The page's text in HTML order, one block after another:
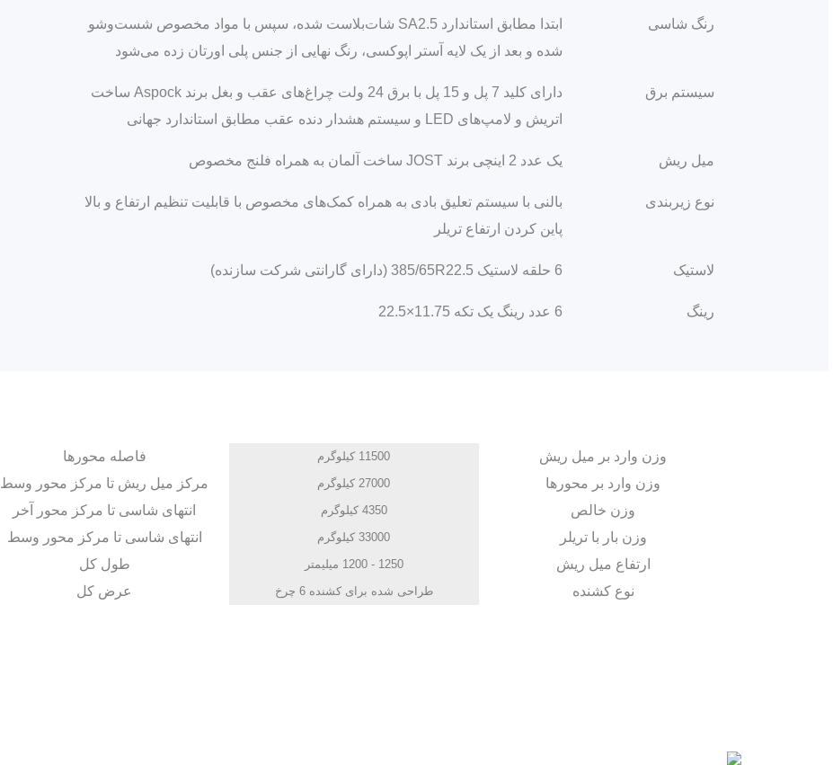
رنگ شاسی
ابتدا مطابق استاندارد SA2.5 شات‌بلاست شده، سپس با مواد مخصوص شست‌وشو
شده و بعد از یک لایه آستر اپوکسی، رنگ نهایی از جنس پلی اورتان زده می‌شود
سیستم برق
دارای کلید 7 پل و 15 پل با برق 24 ولت چراغ‌های عقب و بغل برند Aspock ساخت
اتریش و لامپ‌های LED و سیستم هشدار دنده عقب مطابق استاندارد جهانی
میل ریش یک عدد 2 اینچی برند JOST ساخت آلمان به همراه فلنج مخصوص
نوع زیربندی
بالنی با سیستم تعلیق بادی به همراه کمک‌های مخصوص با قابلیت تنظیم ارتفاع و بالا
پاین کردن ارتفاع تریلر
لاستیک 6 حلقه لاستیک 385/65R22.5 (دارای گارانتی شرکت سازنده)
رینگ 6 عدد رینگ یک تکه 11.75×22.5
وزن وارد بر میل ریش 11500 کیلوگرم فاصله محورها
وزن وارد بر محورها 27000 کیلوگرم مرکز میل ریش تا مرکز محور وسط
وزن خالص 4350 کیلوگرم انتهای شاسی تا مرکز محور آخر
وزن بار با تریلر 33000 کیلوگرم انتهای شاسی تا مرکز محور وسط
ارتفاع میل ریش 1250 - 1200 میلیمتر طول کل
نوع کشنده طراحی شده برای کشنده 6 چرخ عرض کل